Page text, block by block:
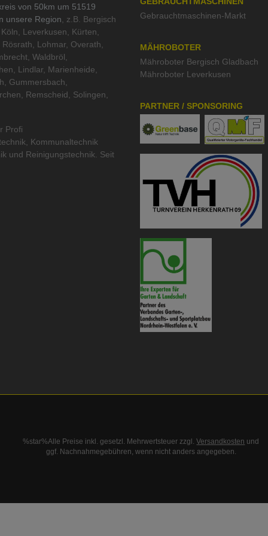
von 50km um 51519
unsere Region , z.B. Bergisch
Leverkusen, Kürten,
Lohmar, Overath,
Waldbröl,
Lindlar, Marienheide,
Gummersbach,
Remscheid, Solingen,
Profi
Kommunaltechnik
und Reinigungstechnik . Seit
Gebrauchtmaschinen-Markt
MÄHROBOTER
Mähroboter Bergisch Gladbach
Mähroboter Leverkusen
PARTNER / SPONSORING
%star%Alle Preise inkl. gesetzl. Mehrwertsteuer zzgl.Versandkosten und
ggf. Nachnahmegebühren, wenn nicht anders angegeben.